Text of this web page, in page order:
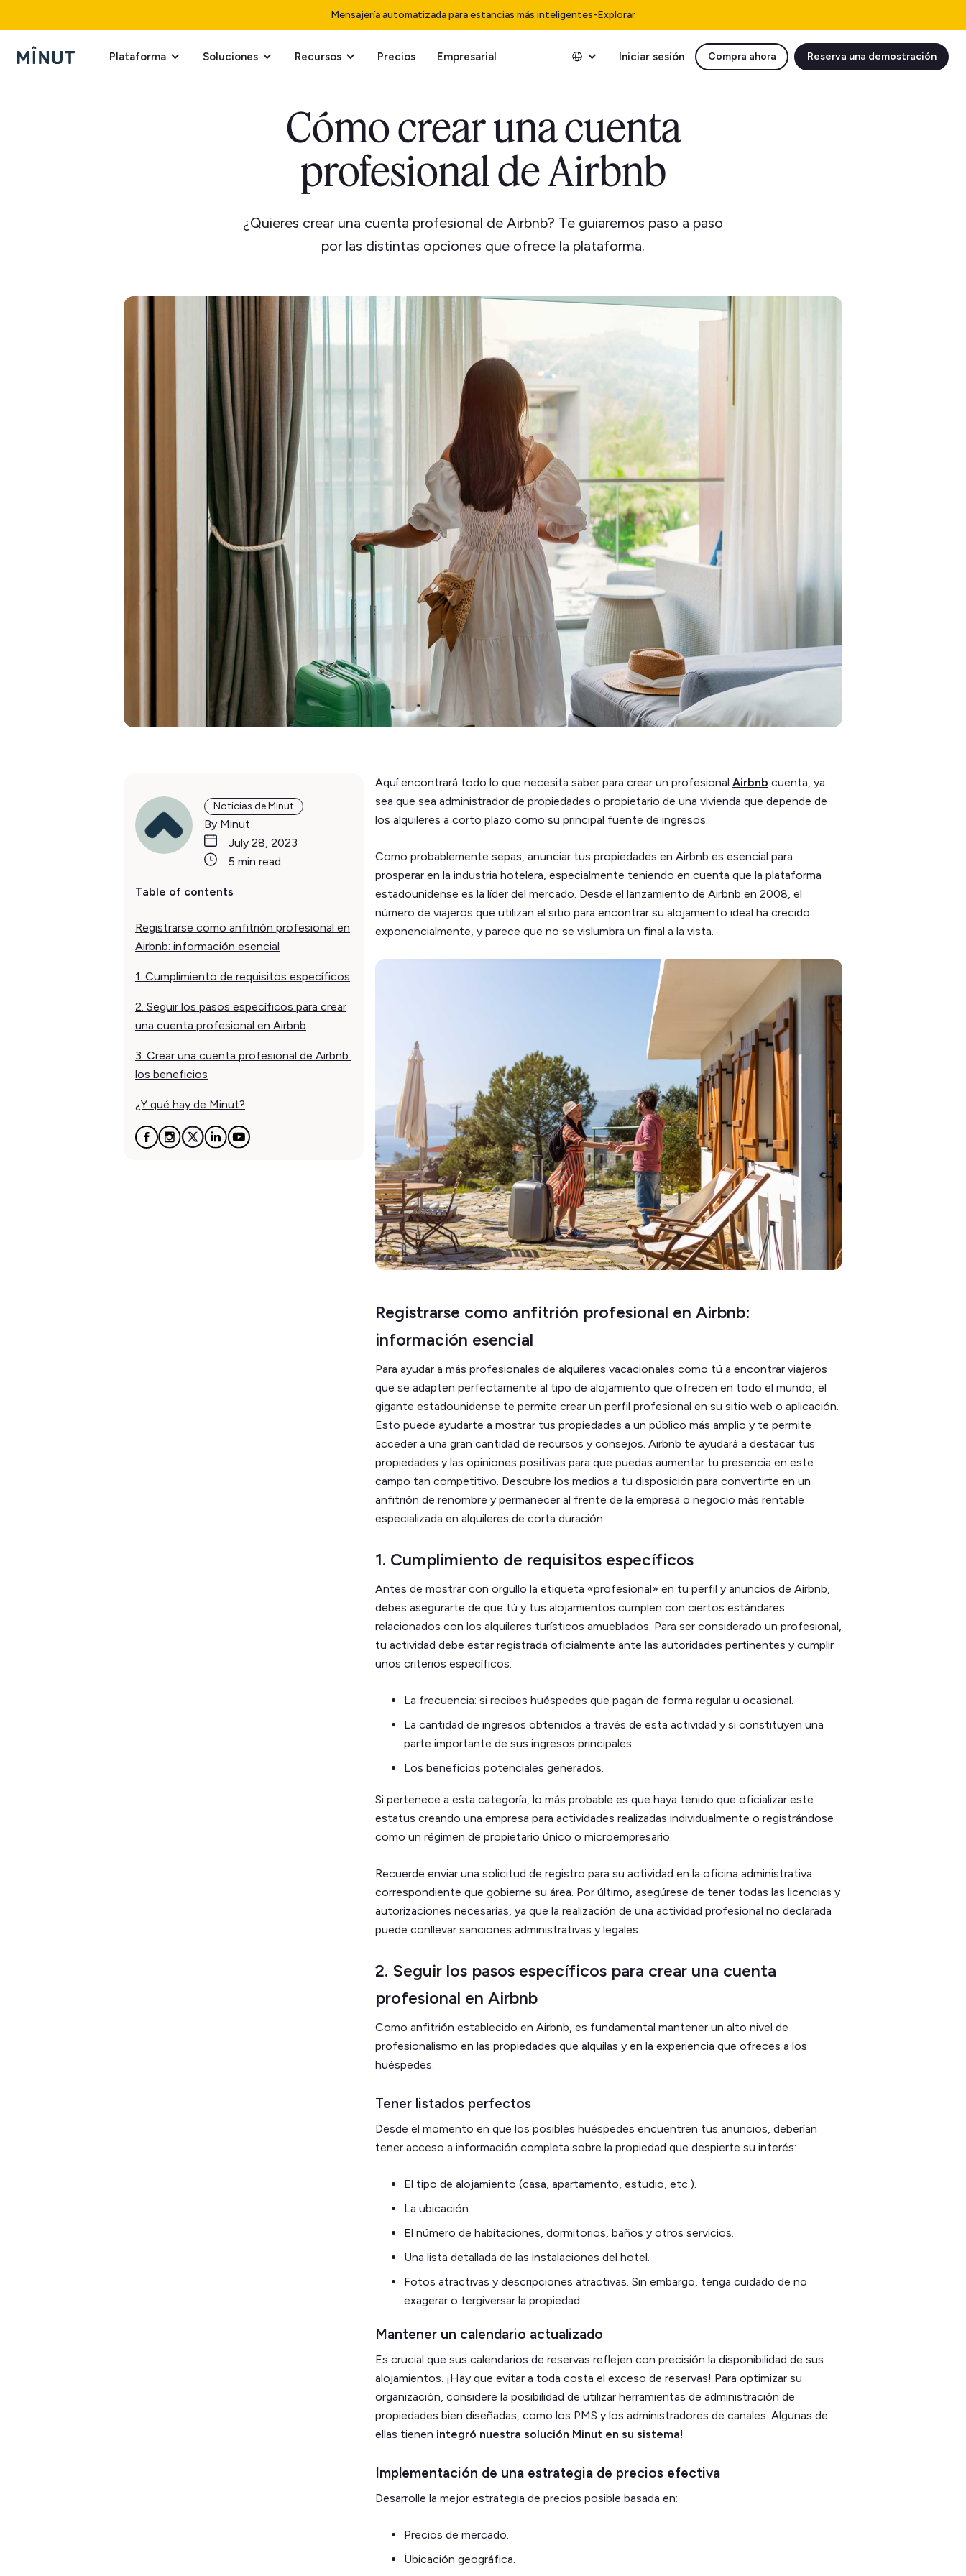
Mensajería automatizada para estancias más inteligentes-Explorar
Plataforma Soluciones Recursos Precios Empresarial Iniciar sesión Compra ahora Reserva una demostración
Cómo crear una cuenta
profesional de Airbnb
¿Quieres crear una cuenta profesional de Airbnb? Te guiaremos paso a paso
por las distintas opciones que ofrece la plataforma.
Noticias de Minut
By Minut
July 28, 2023
5 min read
Table of contents
Registrarse como anfitrión profesional en
Airbnb: información esencial
1. Cumplimiento de requisitos específicos
2. Seguir los pasos específicos para crear
una cuenta profesional en Airbnb
3. Crear una cuenta profesional de Airbnb:
los beneficios
¿Y qué hay de Minut?
Aquí encontrará todo lo que necesita saber para crear un profesional Airbnb cuenta, ya
sea que sea administrador de propiedades o propietario de una vivienda que depende de
los alquileres a corto plazo como su principal fuente de ingresos.
Como probablemente sepas, anunciar tus propiedades en Airbnb es esencial para
prosperar en la industria hotelera, especialmente teniendo en cuenta que la plataforma
estadounidense es la líder del mercado. Desde el lanzamiento de Airbnb en 2008, el
número de viajeros que utilizan el sitio para encontrar su alojamiento ideal ha crecido
exponencialmente, y parece que no se vislumbra un final a la vista.
Registrarse como anfitrión profesional en Airbnb:
información esencial
Para ayudar a más profesionales de alquileres vacacionales como tú a encontrar viajeros
que se adapten perfectamente al tipo de alojamiento que ofrecen en todo el mundo, el
gigante estadounidense te permite crear un perfil profesional en su sitio web o aplicación.
Esto puede ayudarte a mostrar tus propiedades a un público más amplio y te permite
acceder a una gran cantidad de recursos y consejos. Airbnb te ayudará a destacar tus
propiedades y las opiniones positivas para que puedas aumentar tu presencia en este
campo tan competitivo. Descubre los medios a tu disposición para convertirte en un
anfitrión de renombre y permanecer al frente de la empresa o negocio más rentable
especializada en alquileres de corta duración.
1. Cumplimiento de requisitos específicos
Antes de mostrar con orgullo la etiqueta «profesional» en tu perfil y anuncios de Airbnb,
debes asegurarte de que tú y tus alojamientos cumplen con ciertos estándares
relacionados con los alquileres turísticos amueblados. Para ser considerado un profesional,
tu actividad debe estar registrada oficialmente ante las autoridades pertinentes y cumplir
unos criterios específicos:
La frecuencia: si recibes huéspedes que pagan de forma regular u ocasional.
La cantidad de ingresos obtenidos a través de esta actividad y si constituyen una
parte importante de sus ingresos principales.
Los beneficios potenciales generados.
Si pertenece a esta categoría, lo más probable es que haya tenido que oficializar este
estatus creando una empresa para actividades realizadas individualmente o registrándose
como un régimen de propietario único o microempresario.
Recuerde enviar una solicitud de registro para su actividad en la oficina administrativa
correspondiente que gobierne su área. Por último, asegúrese de tener todas las licencias y
autorizaciones necesarias, ya que la realización de una actividad profesional no declarada
puede conllevar sanciones administrativas y legales.
2. Seguir los pasos específicos para crear una cuenta
profesional en Airbnb
Como anfitrión establecido en Airbnb, es fundamental mantener un alto nivel de
profesionalismo en las propiedades que alquilas y en la experiencia que ofreces a los
huéspedes.
Tener listados perfectos
Desde el momento en que los posibles huéspedes encuentren tus anuncios, deberían
tener acceso a información completa sobre la propiedad que despierte su interés:
El tipo de alojamiento (casa, apartamento, estudio, etc.).
La ubicación.
El número de habitaciones, dormitorios, baños y otros servicios.
Una lista detallada de las instalaciones del hotel.
Fotos atractivas y descripciones atractivas. Sin embargo, tenga cuidado de no
exagerar o tergiversar la propiedad.
Mantener un calendario actualizado
Es crucial que sus calendarios de reservas reflejen con precisión la disponibilidad de sus
alojamientos. ¡Hay que evitar a toda costa el exceso de reservas! Para optimizar su
organización, considere la posibilidad de utilizar herramientas de administración de
propiedades bien diseñadas, como los PMS y los administradores de canales. Algunas de
ellas tienen integró nuestra solución Minut en su sistema!
Implementación de una estrategia de precios efectiva
Desarrolle la mejor estrategia de precios posible basada en:
Precios de mercado.
Ubicación geográfica.